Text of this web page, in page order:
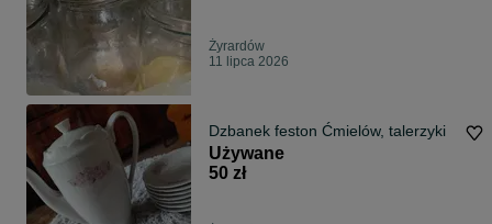
Żyrardów
11 lipca 2026
Dzbanek feston Ćmielów, talerzyki
Używane
50 zł